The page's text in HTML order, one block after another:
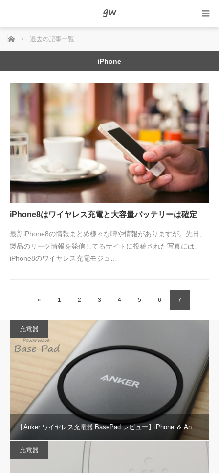
ホーム 過去の記事一覧
iPhone
iPhone8はワイヤレス充電と大容量バッテリーは確定
最新iPhone8の情報まとめ様々な噂や情報がありますが。先日、
製品のリーク情報を発信してるサイトに投稿された写真には、
iPhone8のワイヤレス充電モジュ…
« 1 2 3 4 5 6 7
充電器
【Anker ワイヤレス充電器 BasePad レビュー】iPhone ＆ An…
充電器